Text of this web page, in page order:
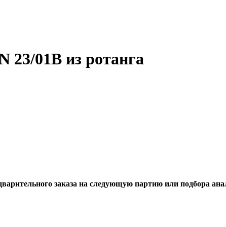
23/01B из ротанга
заказа на следующую партию или подбора